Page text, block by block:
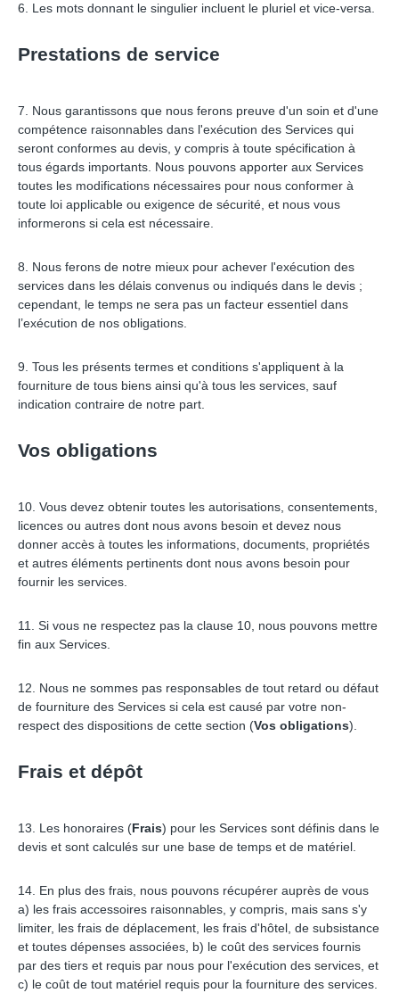
6. Les mots donnant le singulier incluent le pluriel et vice-versa.
Prestations de service
7. Nous garantissons que nous ferons preuve d'un soin et d'une
compétence raisonnables dans l'exécution des Services qui
seront conformes au devis, y compris à toute spécification à
tous égards importants. Nous pouvons apporter aux Services
toutes les modifications nécessaires pour nous conformer à
toute loi applicable ou exigence de sécurité, et nous vous
informerons si cela est nécessaire.
8. Nous ferons de notre mieux pour achever l'exécution des
services dans les délais convenus ou indiqués dans le devis ;
cependant, le temps ne sera pas un facteur essentiel dans
l’exécution de nos obligations.
9. Tous les présents termes et conditions s'appliquent à la
fourniture de tous biens ainsi qu'à tous les services, sauf
indication contraire de notre part.
Vos obligations
10. Vous devez obtenir toutes les autorisations, consentements,
licences ou autres dont nous avons besoin et devez nous
donner accès à toutes les informations, documents, propriétés
et autres éléments pertinents dont nous avons besoin pour
fournir les services.
11. Si vous ne respectez pas la clause 10, nous pouvons mettre
fin aux Services.
12. Nous ne sommes pas responsables de tout retard ou défaut
de fourniture des Services si cela est causé par votre non-
respect des dispositions de cette section (Vos obligations).
Frais et dépôt
13. Les honoraires (Frais) pour les Services sont définis dans le
devis et sont calculés sur une base de temps et de matériel.
14. En plus des frais, nous pouvons récupérer auprès de vous
a) les frais accessoires raisonnables, y compris, mais sans s'y
limiter, les frais de déplacement, les frais d'hôtel, de subsistance
et toutes dépenses associées, b) le coût des services fournis
par des tiers et requis par nous pour l'exécution des services, et
c) le coût de tout matériel requis pour la fourniture des services.